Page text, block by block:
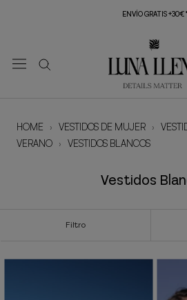
ENVÍO GRATIS +30€*
HOME › VESTIDOS DE MUJER ›
VERANO › VESTIDOS BLANCOS
Vestidos
Filtro